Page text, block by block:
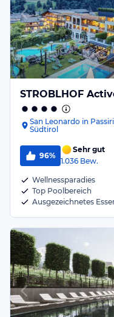
STROBLHOF
San Leonardo in
Südtirol
96%
Sehr gut
1.036 Bew.
Wellnessparadies
Top Poolbereich
Ausgezeichnetes